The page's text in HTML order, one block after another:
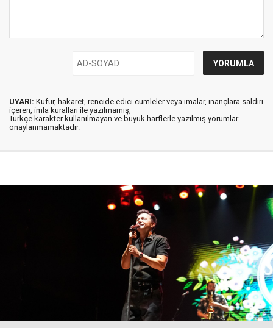
UYARI: Küfür, hakaret, rencide edici cümleler veya imalar, inançlara saldırı
içeren, imla kuralları ile yazılmamış,
Türkçe karakter kullanılmayan ve büyük harflerle yazılmış yorumlar
onaylanmamaktadır.